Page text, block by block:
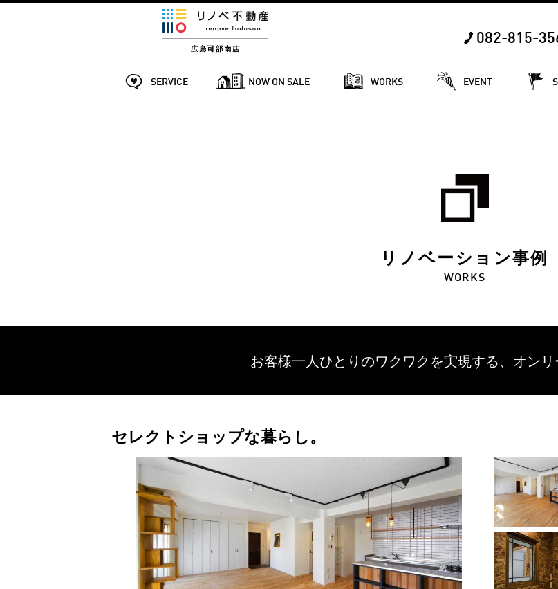
082-815-
SERVICE NOW ON SALE WORKS EVENT
リノベーション事例
WORKS
お客様一人ひとりのワクワクを実現する、 オンリ
セレクトショップな暮らし。